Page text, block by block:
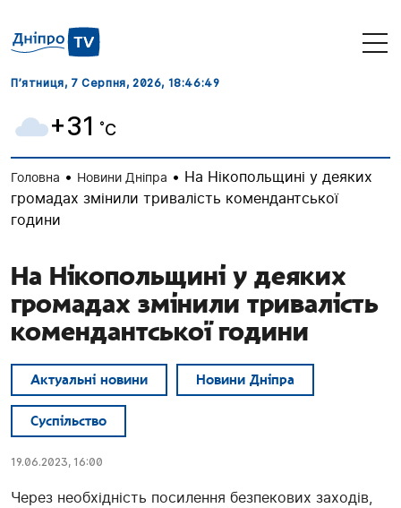
П’ятниця, 7 Серпня, 2026, 18:46:50
+31 ˚C
Головна • Новини Дніпра • На Нікопольщині у деяких
громадах змінили тривалість комендантської
години
На Нікопольщині у деяких
громадах змінили тривалість
комендантської години
Актуальні новини Новини Дніпра
Суспільство
19.06.2023, 16:00
Через необхідність посилення безпекових заходів,